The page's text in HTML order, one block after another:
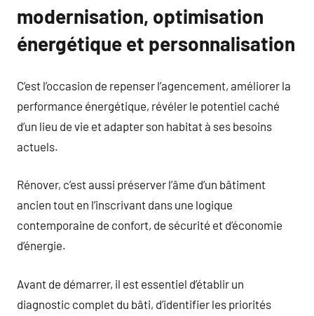
modernisation, optimisation
énergétique et personnalisation
C’est l’occasion de repens­er l’agencement, améliorer la
performance énergétique, révéler le potentiel caché
d’un lieu de vie et adapter son habitat à ses besoins
actuels.
Rénover, c’est aussi préserver l’âme d’un bâtiment
ancien tout en l’inscrivant dans une logique
contemporaine de confort, de sécurité et d’économie
d’énergie.
Avant de démarrer, il est essentiel d’établir un
diagnostic complet du bâti, d’identifier les priorités